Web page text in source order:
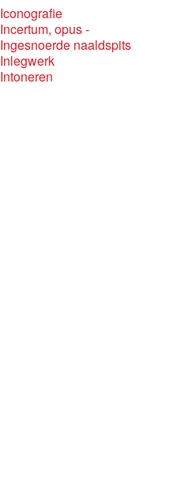
Iconografie
Incertum, opus -
Ingesnoerde naaldspits
Inlegwerk
Intoneren